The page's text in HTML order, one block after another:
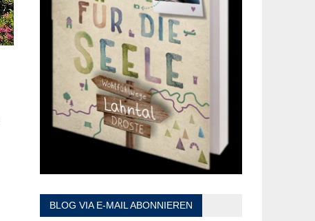
BLOG VIA E-MAIL ABONNIEREN